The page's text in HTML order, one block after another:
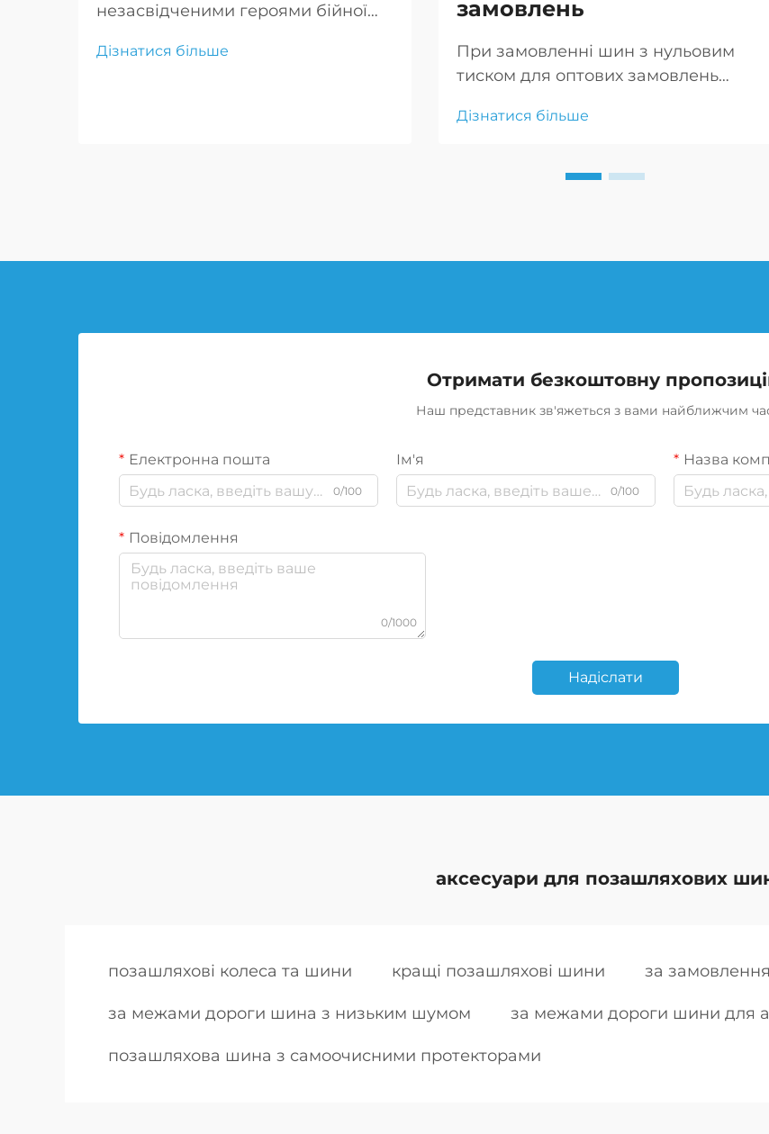
незасвідченими героями бійної
надійну і довговічну роботу в
Дізнатися більше
замовлень
При замовленні шин з нульовим
тиском для оптових замовлень
потреби, якість шин, надійність
доставки, варіанти налаштування
Дізнатися більше
Отримати безкоштовну
Наш представник зв'яжеться з вами найближчим
Електронна пошта
0/100
Ім'я
0/100
Назва
Повідомлення
0/1000
Надіслати
аксесуари для позашляхових
позашляхові колеса та шини кращі позашляхові шини за
за межами дороги шина з низьким шумом за межами дороги шини для
позашляхова шина з самоочисними протекторами